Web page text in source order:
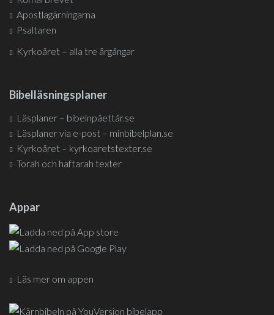
Apostlagärningarna
Psaltaren
Kyrkoåret – alla tre årgångar
Bibelläsningsplaner
Läsplaner – bibelnpåettår.se
Läsplaner via e-post – minbibelplan.se
Kyrkoåret – kyrkoaretstexter.se
Torah och haftarah texter
Appar
Läs mer om appen